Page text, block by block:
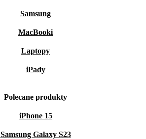
Samsung
MacBooki
Laptopy
iPady
Polecane produkty
iPhone 15
Samsung Galaxy S23